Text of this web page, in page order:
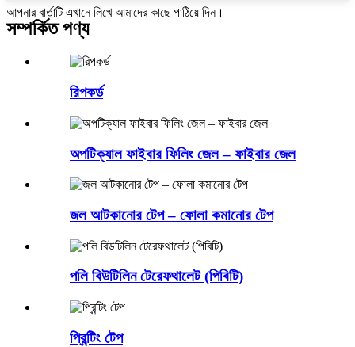
আপনার বার্তাটি এখানে লিখে আমাদের কাছে পাঠিয়ে দিন।
সম্পর্কিত পণ্য
রিপকর্ড
অপটিক্যাল ফাইবার ফিলিং জেল – ফাইবার জেল
জল আটকানোর টেপ – ফোলা কমানোর টেপ
পলি বিউটিলিন টেরেফথালেট (পিবিটি)
প্রিন্টিং টেপ